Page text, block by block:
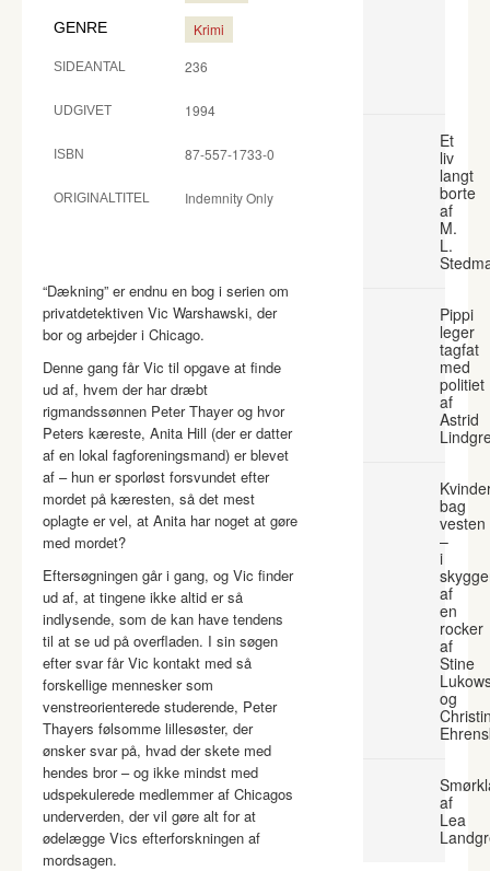
GENRE Krimi
SIDEANTAL 236
UDGIVET 1994
ISBN 87-557-1733-0
ORIGINALTITEL Indemnity Only
“Dækning” er endnu en bog i serien om
privatdetektiven Vic Warshawski, der
bor og arbejder i Chicago.
Denne gang får Vic til opgave at finde
ud af, hvem der har dræbt
rigmandssønnen Peter Thayer og hvor
Peters kæreste, Anita Hill (der er datter
af en lokal fagforeningsmand) er blevet
af – hun er sporløst forsvundet efter
mordet på kæresten, så det mest
oplagte er vel, at Anita har noget at gøre
med mordet?
Eftersøgningen går i gang, og Vic finder
ud af, at tingene ikke altid er så
indlysende, som de kan have tendens
til at se ud på overfladen. I sin søgen
efter svar får Vic kontakt med så
forskellige mennesker som
venstreorienterede studerende, Peter
Thayers følsomme lillesøster, der
ønsker svar på, hvad der skete med
hendes bror – og ikke mindst med
udspekulerede medlemmer af Chicagos
underverden, der vil gøre alt for at
ødelægge Vics efterforskningen af
mordsagen.
Et
liv
langt
borte
af
M.
L.
Pippi
leger
tagfat
med
politiet
af
Astrid
bag
vesten
–
i
af
en
rocker
af
Stine
og
af
Lea